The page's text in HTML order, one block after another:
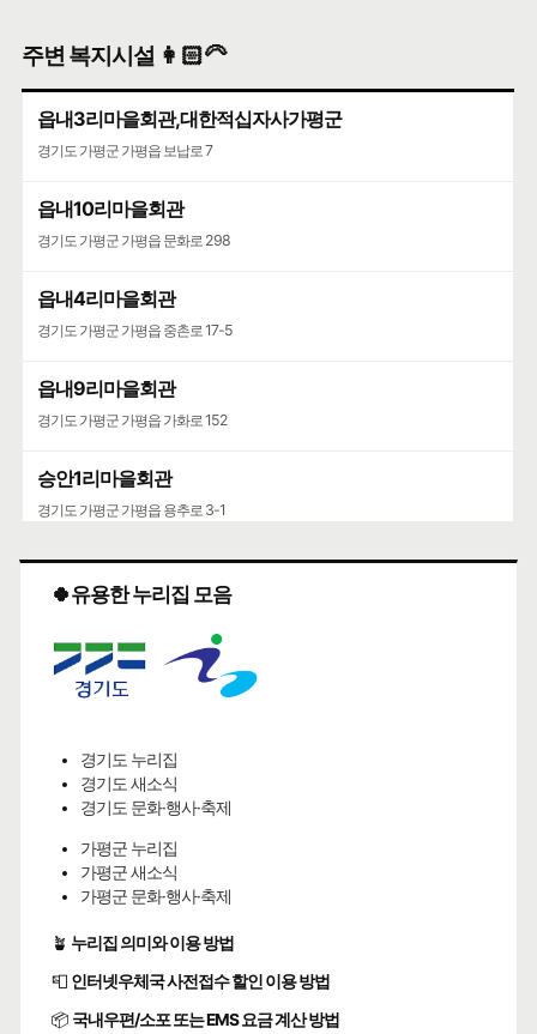
농어촌민박업
상세정보와 동일한 주소
🍀인허가일 2017-03-14 🌳 계속사업자
별천지
상세정보와 동일한 주소
🍀인허가일2007-05-01 🌳계속사업자
예담펜션
예담펜션
🍀인허가일2020-06-05 🌳계속사업자
구글 🧭 카카오🐤 네이버 🦖
용추숲속의향기
담배소매업
상세정보와 동일한 주소
카카오🐤 네이버 🦖
횃불마트
상세정보와 동일한 주소
🍀인허가일2002-04-09 🌳계속사업자
구글 🧭 카카오🐤 네이버 🦖
용추숯불닭갈비
한식
주변 복지시설 👩🏻‍🦳
읍내3리마을회관,대한적십자사가평군
경기도 가평군 가평읍 보납로 7
읍내10리마을회관
경기도 가평군 가평읍 문화로 298
읍내4리마을회관
경기도 가평군 가평읍 중촌로 17-5
읍내9리마을회관
경기도 가평군 가평읍 가화로 152
승안1리마을회관
경기도 가평군 가평읍 용추로 3-1
🍀유용한 누리집 모음
경기도 누리집
경기도 새소식
경기도 문화·행사·축제
가평군 누리집
가평군 새소식
가평군 문화·행사·축제
🪴 누리집 의미와 이용 방법
📮 인터넷우체국 사전접수 할인 이용 방법
📦 국내우편/소포 또는 EMS 요금 계산 방법